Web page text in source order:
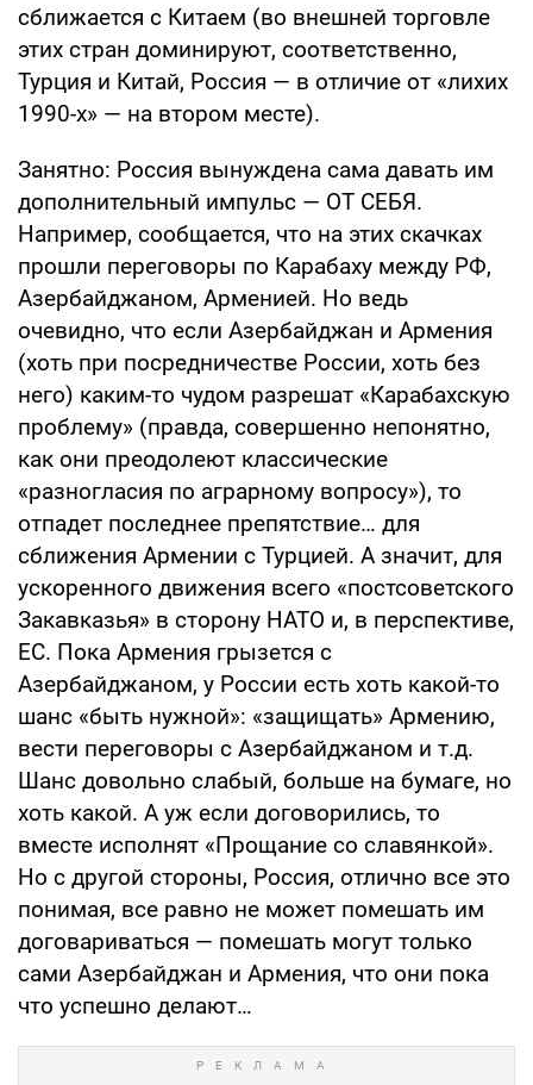
сближается с Китаем (во внешней торговле
этих стран доминируют, соответственно,
Турция и Китай, Россия — в отличие от «лихих
1990-х» — на втором месте).
Занятно: Россия вынуждена сама давать им
дополнительный импульс — ОТ СЕБЯ.
Например, сообщается, что на этих скачках
прошли переговоры по Карабаху между РФ,
Азербайджаном, Арменией. Но ведь
очевидно, что если Азербайджан и Армения
(хоть при посредничестве России, хоть без
него) каким-то чудом разрешат «Карабахскую
проблему» (правда, совершенно непонятно,
как они преодолеют классические
«разногласия по аграрному вопросу»), то
отпадет последнее препятствие… для
сближения Армении с Турцией. А значит, для
ускоренного движения всего «постсоветского
Закавказья» в сторону НАТО и, в перспективе,
ЕС. Пока Армения грызется с
Азербайджаном, у России есть хоть какой-то
шанс «быть нужной»: «защищать» Армению,
вести переговоры с Азербайджаном и т.д.
Шанс довольно слабый, больше на бумаге, но
хоть какой. А уж если договорились, то
вместе исполнят «Прощание со славянкой».
Но с другой стороны, Россия, отлично все это
понимая, все равно не может помешать им
договариваться — помешать могут только
сами Азербайджан и Армения, что они пока
что успешно делают…